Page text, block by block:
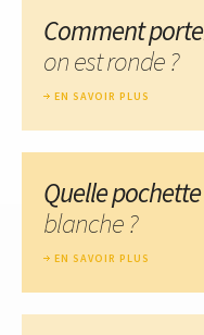
Comment
on est ronde ?
EN SAVOIR PLUS
Quelle
blanche ?
EN SAVOIR PLUS